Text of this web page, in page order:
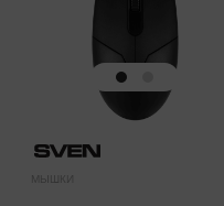
МЫШКИ